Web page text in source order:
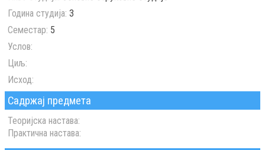
Година студија: 3
Семестар: 5
Услов:
Циљ:
Исход:
Садржај предмета
Теоријска настава:
Практична настава: